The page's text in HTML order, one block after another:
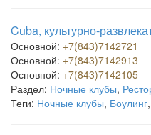
Cuba, культурно-
Основной: +7(843)7142721
Основной: +7(843)7142913
Основной: +7(843)7142105
Раздел: Ночные клубы,
Теги: Ночные клубы, Боулинг,